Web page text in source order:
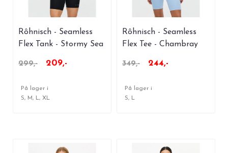
Rôhnisch - Seamless
Flex Tank - Stormy Sea
299,- 209,-
På lager i
S, M, L, XL
Rôhnisch - Seamless
Flex Tee - Chambray
349,-
244,-
På lager i
S, L